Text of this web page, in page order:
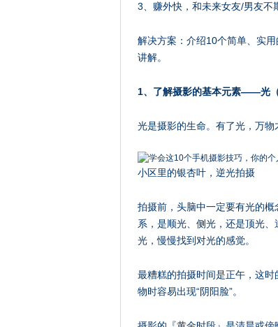
3、赚外快，和未来女友/男友不
解决方案：介绍10个简单、实
讲解。
1、了解摄影的基本元素——光
光是摄影的生命。有了光，万物
小区里的银杏叶，逆光拍摄
拍摄前，头脑中一定要有光的
系，是顺光、侧光，还是顶光
光，慢慢找到对光的感觉。
最糟糕的拍摄时间是正午，这
物时容易出现“阴阳脸”。